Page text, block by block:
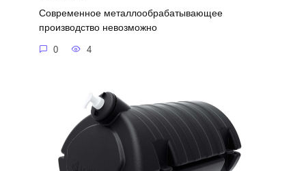
Современное металлообрабатывающее
производство невозможно
0 4